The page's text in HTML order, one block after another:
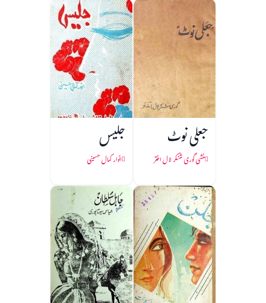
جعلی نوٹ
منشی گوری شنکر لال اختر
جلیس
انوار کمال حسینی